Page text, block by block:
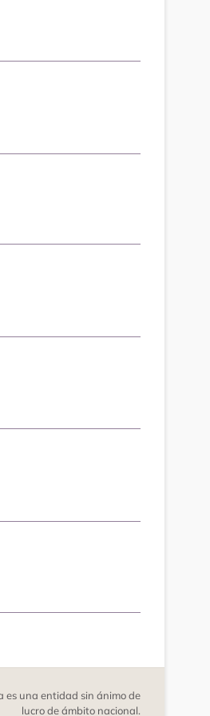
es una entidad sin ánimo de
lucro de ámbito nacional.